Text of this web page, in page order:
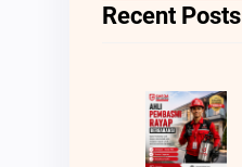
Recent Posts